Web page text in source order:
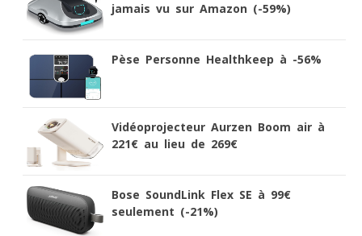
jamais vu sur Amazon (-59%)
Pèse Personne Healthkeep à -56%
Vidéoprojecteur Aurzen Boom air à
221€ au lieu de 269€
Bose SoundLink Flex SE à 99€
seulement (-21%)